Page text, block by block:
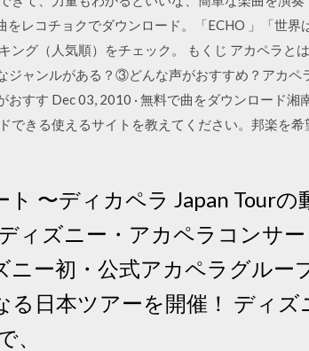
レコチョクでダウンロード。「ECHO 」「世界
ング（人気順）をチェック。 もくじ アカペラと
ャンルがある？③どんな声がおすすめ？アカペ
すす Dec 03, 2010 · 無料で曲をダウンロード湘
できる使えるサイトを教えてください。邦楽を
〜ディカペラ Japan Tourの
ィズニー・アカペラコンサ
ニー初・公式アカペラグルー
日本ツアーを開催！ ディズ
、